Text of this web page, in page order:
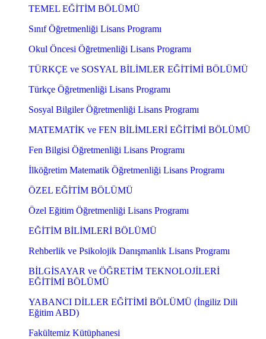
TEMEL EĞİTİM BÖLÜMÜ
Sınıf Öğretmenliği Lisans Programı
Okul Öncesi Öğretmenliği Lisans Programı
TÜRKÇE ve SOSYAL BİLİMLER EĞİTİMİ BÖLÜMÜ
Türkçe Öğretmenliği Lisans Programı
Sosyal Bilgiler Öğretmenliği Lisans Programı
MATEMATİK ve FEN BİLİMLERİ EĞİTİMİ BÖLÜMÜ
Fen Bilgisi Öğretmenliği Lisans Programı
İlköğretim Matematik Öğretmenliği Lisans Programı
ÖZEL EĞİTİM BÖLÜMÜ
Özel Eğitim Öğretmenliği Lisans Programı
EĞİTİM BİLİMLERİ BÖLÜMÜ
Rehberlik ve Psikolojik Danışmanlık Lisans Programı
BİLGİSAYAR ve ÖĞRETİM TEKNOLOJİLERİ
EĞİTİMİ BÖLÜMÜ
YABANCI DİLLER EĞİTİMİ BÖLÜMÜ (İngiliz Dili
Eğitim ABD)
Fakültemiz Kütüphanesi